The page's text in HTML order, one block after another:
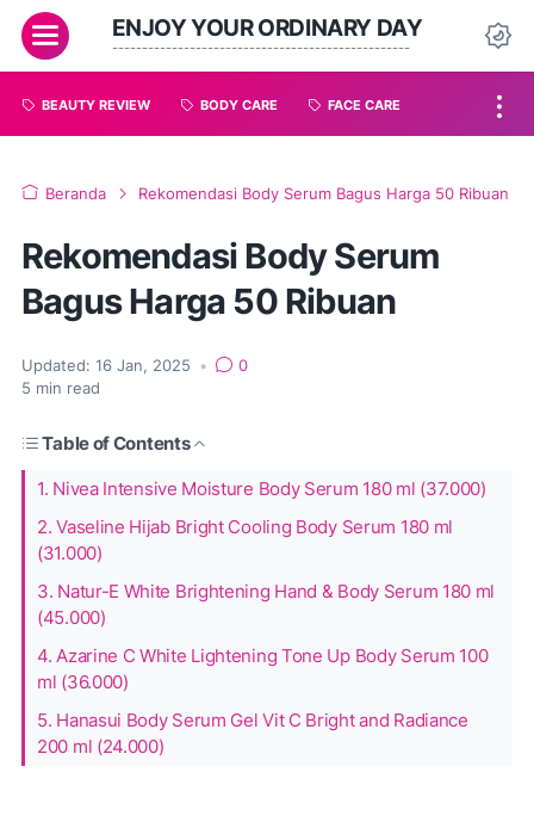
ENJOY YOUR ORDINARY DAY
--------------------------------------------------
BEAUTY REVIEW BODY CARE FACE CARE
Beranda Rekomendasi Body Serum Bagus Harga 50 Ribuan
Rekomendasi Body Serum
Bagus Harga 50 Ribuan
Updated: 16 Jan, 2025 •
0
5 min read
Table of Contents
1. Nivea Intensive Moisture Body Serum 180 ml (37.000)
2. Vaseline Hijab Bright Cooling Body Serum 180 ml
(31.000)
3. Natur-E White Brightening Hand & Body Serum 180 ml
(45.000)
4. Azarine C White Lightening Tone Up Body Serum 100
ml (36.000)
5. Hanasui Body Serum Gel Vit C Bright and Radiance
200 ml (24.000)